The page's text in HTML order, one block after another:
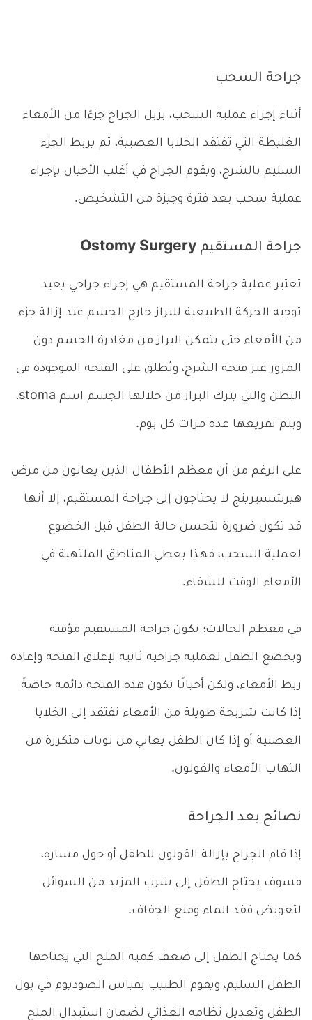
جراحة السحب
أثناء إجراء عملية السحب، يزيل الجراح جزءًا من الأمعاء
الغليظة التي تفتقد الخلايا العصبية، ثم يربط الجزء
السليم بالشرج، ويقوم الجراح في أغلب الأحيان بإجراء
عملية سحب بعد فترة وجيزة من التشخيص.
جراحة المستقيم Ostomy Surgery
تعتبر عملية جراحة المستقيم هي إجراء جراحي يعيد
توجيه الحركة الطبيعية للبراز خارج الجسم عند إزالة جزء
من الأمعاء حتى يتمكن البراز من مغادرة الجسم دون
المرور عبر فتحة الشرج، ويُطلق على الفتحة الموجودة في
البطن والتي يترك البراز من خلالها الجسم اسم stoma،
ويتم تفريغها عدة مرات كل يوم.
على الرغم من أن معظم الأطفال الذين يعانون من مرض
هيرشسبرينج لا يحتاجون إلى جراحة المستقيم، إلا أنها
قد تكون ضرورة لتحسن حالة الطفل قبل الخضوع
لعملية السحب، فهذا يعطي المناطق الملتهبة في
الأمعاء الوقت للشفاء.
في معظم الحالات؛ تكون جراحة المستقيم مؤقتة
ويخضع الطفل لعملية جراحية ثانية لإغلاق الفتحة وإعادة
ربط الأمعاء، ولكن أحيانًا تكون هذه الفتحة دائمة خاصةً
إذا كانت شريحة طويلة من الأمعاء تفتقد إلى الخلايا
العصبية أو إذا كان الطفل يعاني من نوبات متكررة من
التهاب الأمعاء والقولون.
نصائح بعد الجراحة
إذا قام الجراح بإزالة القولون للطفل أو حول مساره،
فسوف يحتاج الطفل إلى شرب المزيد من السوائل
لتعويض فقد الماء ومنع الجفاف.
كما يحتاج الطفل إلى ضعف كمية الملح التي يحتاجها
الطفل السليم، ويقوم الطبيب بقياس الصوديوم في بول
الطفل وتعديل نظامه الغذائي لضمان استبدال الملح